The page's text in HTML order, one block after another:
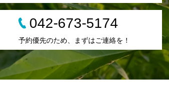
042-673-5174
予約優先のため、まずはご連絡を！